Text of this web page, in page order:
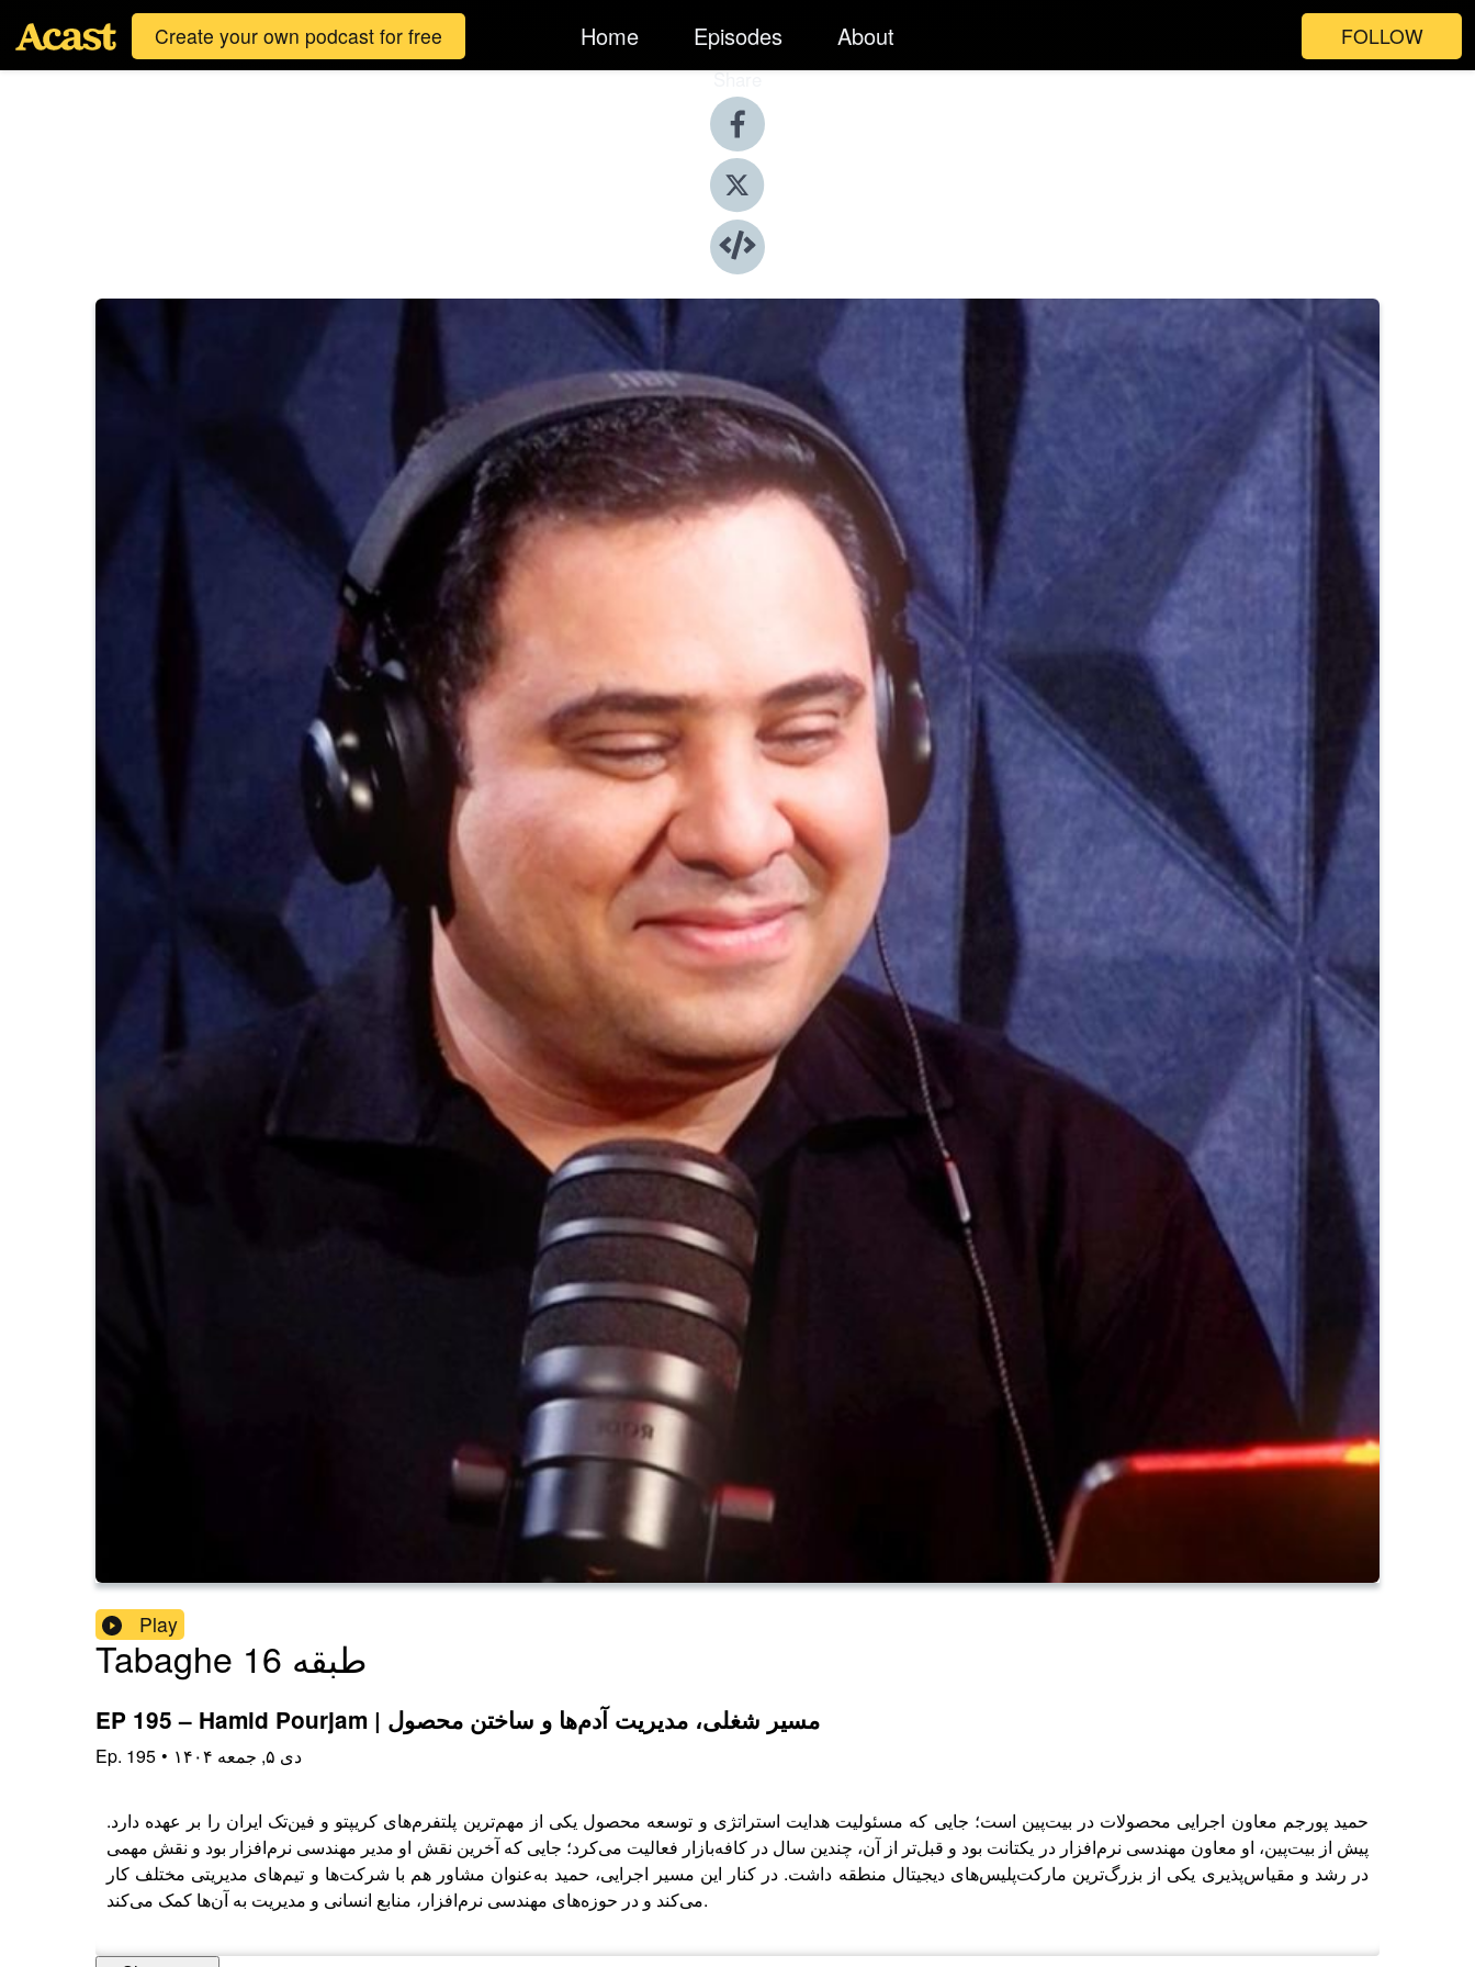
Create your own podcast for free Home Episodes About FOLLOW
Share
Play
Tabaghe 16 طبقه
EP 195 – Hamid Pourjam | مسیر شغلی، مدیریت آدم‌ها و ساختن محصول
Ep. 195 • ۱۴۰۴ دی ۵, جمعه
حمید پورجم معاون اجرایی محصولات در بیت‌پین است؛ جایی که مسئولیت هدایت استراتژی و توسعه محصول یکی از مهم‌ترین پلتفرم‌های کریپتو و فین‌تک ایران را بر عهده دارد.
پیش از بیت‌پین، او معاون مهندسی نرم‌افزار در یکتانت بود و قبل‌تر از آن، چندین سال در کافه‌بازار فعالیت می‌کرد؛ جایی که آخرین نقش او مدیر مهندسی نرم‌افزار بود و نقش مهمی
در رشد و مقیاس‌پذیری یکی از بزرگ‌ترین مارکت‌پلیس‌های دیجیتال منطقه داشت. در کنار این مسیر اجرایی، حمید به‌عنوان مشاور هم با شرکت‌ها و تیم‌های مدیریتی مختلف کار
می‌کند و در حوزه‌های مهندسی نرم‌افزار، منابع انسانی و مدیریت به آن‌ها کمک می‌کند.